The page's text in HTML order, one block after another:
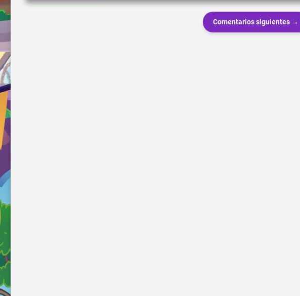
Comentarios siguientes →